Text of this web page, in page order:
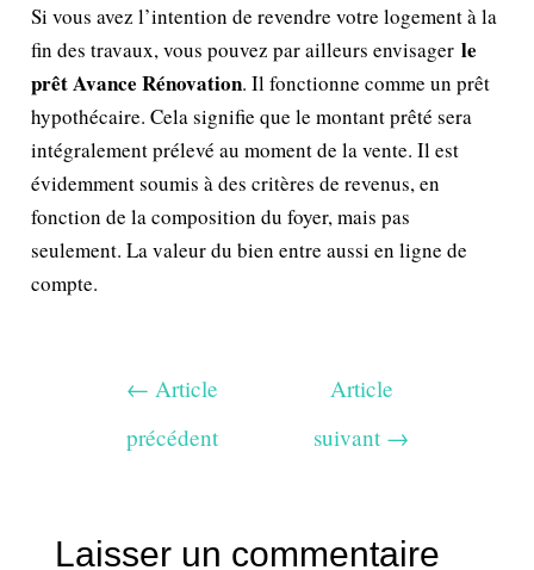
Si vous avez l’intention de revendre votre logement à la
fin des travaux, vous pouvez par ailleurs envisagerle
prêt Avance Rénovation. Il fonctionne comme un prêt
hypothécaire. Cela signifie que le montant prêté sera
intégralement prélevé au moment de la vente. Il est
évidemment soumis à des critères de revenus, en
fonction de la composition du foyer, mais pas
seulement. La valeur du bien entre aussi en ligne de
compte.
← Article
précédent
Article
suivant →
Laisser un commentaire